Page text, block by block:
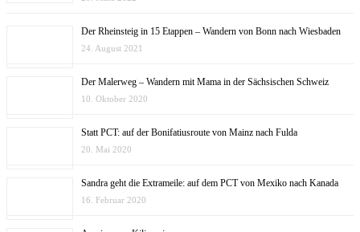
Der Rheinsteig in 15 Etappen – Wandern von Bonn nach Wiesbaden
24. August 2021
Der Malerweg – Wandern mit Mama in der Sächsischen Schweiz
10. Oktober 2020
Statt PCT: auf der Bonifatiusroute von Mainz nach Fulda
20. Mai 2020
Sandra geht die Extrameile: auf dem PCT von Mexiko nach Kanada
16. Februar 2020